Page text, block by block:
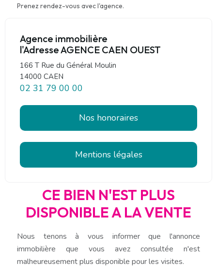
Prenez rendez-vous avec l'agence.
Agence immobilière
l'Adresse AGENCE CAEN OUEST
166 T Rue du Général Moulin
14000 CAEN
02 31 79 00 00
Nos honoraires
Mentions légales
CE BIEN N'EST PLUS
DISPONIBLE A LA VENTE
Nous tenons à vous informer que l'annonce
immobilière que vous avez consultée n'est
malheureusement plus disponible pour les visites.